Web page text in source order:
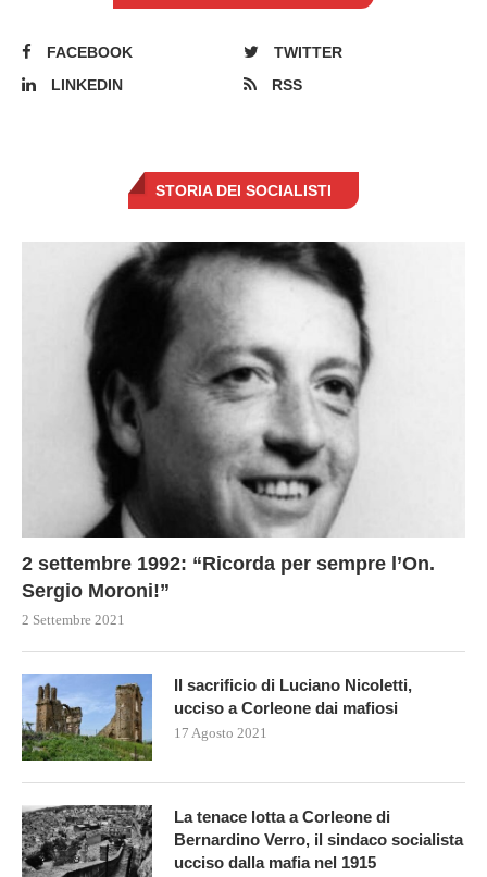
FACEBOOK
TWITTER
LINKEDIN
RSS
STORIA DEI SOCIALISTI
2 settembre 1992: “Ricorda per sempre l’On.
Sergio Moroni!”
2 Settembre 2021
Il sacrificio di Luciano Nicoletti,
ucciso a Corleone dai mafiosi
17 Agosto 2021
La tenace lotta a Corleone di
Bernardino Verro, il sindaco socialista
ucciso dalla mafia nel 1915